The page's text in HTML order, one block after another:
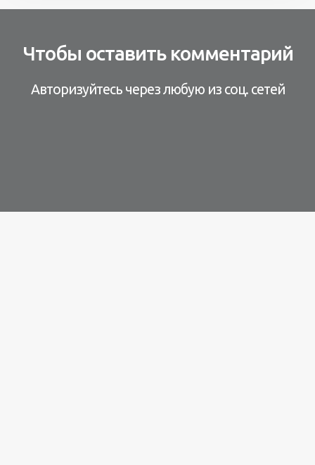
Чтобы оставить комментарий
Авторизуйтесь через любую из соц. сетей